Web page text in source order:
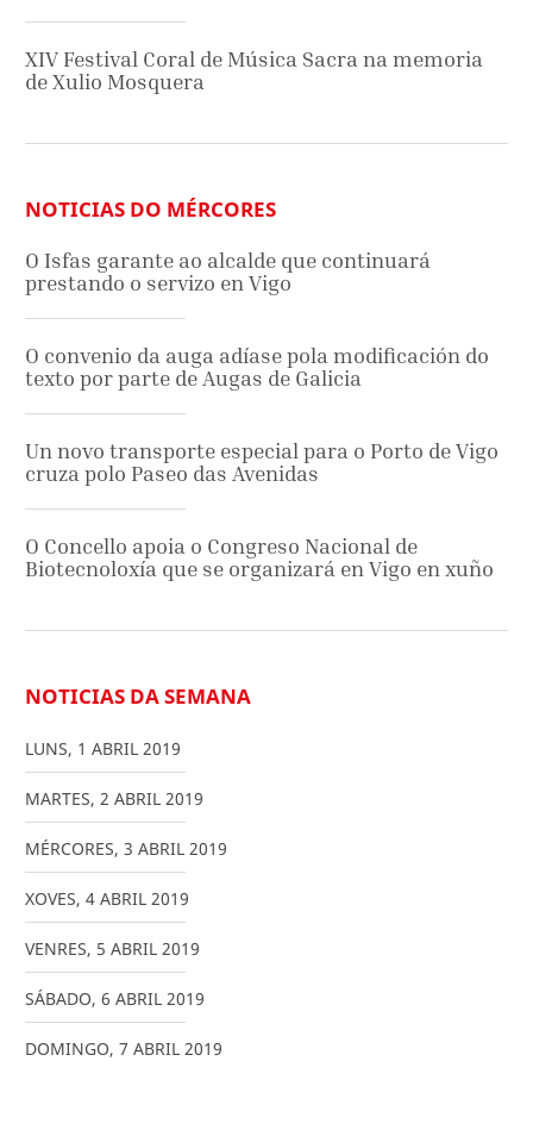
XIV Festival Coral de Música Sacra na memoria
de Xulio Mosquera
NOTICIAS DO MÉRCORES
O Isfas garante ao alcalde que continuará
prestando o servizo en Vigo
O convenio da auga adíase pola modificación do
texto por parte de Augas de Galicia
Un novo transporte especial para o Porto de Vigo
cruza polo Paseo das Avenidas
O Concello apoia o Congreso Nacional de
Biotecnoloxía que se organizará en Vigo en xuño
NOTICIAS DA SEMANA
LUNS, 1 ABRIL 2019
MARTES, 2 ABRIL 2019
MÉRCORES, 3 ABRIL 2019
XOVES, 4 ABRIL 2019
VENRES, 5 ABRIL 2019
SÁBADO, 6 ABRIL 2019
DOMINGO, 7 ABRIL 2019